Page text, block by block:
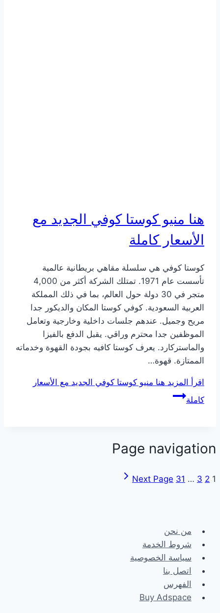
هنا منيو كوستا كوفي الجديد مع
الأسعار كاملة
كوستا كوفي هي سلسلة مقاهي بريطانية عالمية
تأسست عام 1971. تمتلك الشركة أكثر من 4,000
متجر في 30 دولة حول العالم، بما في ذلك المملكة
العربية السعودية. كوفي كوستا المكان والديكور جدا
مريح وجميل. عندهم جلسات داخلية وخارجية وتعامل
الموظفين جدا محترم وراقي. يقبل الدفع بالفيزا
والماستركارد. يعرف كوستا كافيه بجودة القهوة وخدماته
الممتازة. قهوة…
اقرأ المزيد هنا منيو كوستا كوفي الجديد مع الأسعار
كاملة
Page navigation
1
2
3
…
31
Next Page
من نحن
شروط الخدمة
سياسة الخصوصية
اتصل بنا
الفهرس
Buy Adspace